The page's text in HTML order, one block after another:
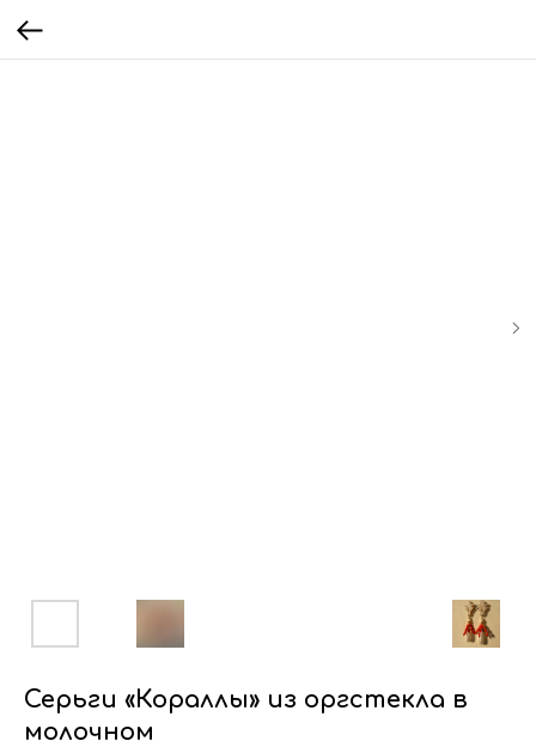
Серьги «Кораллы» из оргстекла в
молочном